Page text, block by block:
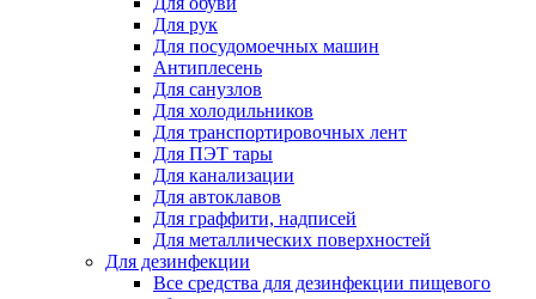
Для рук
Для посудомоечных машин
Антиплесень
Для санузлов
Для холодильников
Для транспортировочных лент
Для ПЭТ тары
Для канализации
Для автоклавов
Для граффити, надписей
Для металлических поверхностей
Для дезинфекции
Все средства для дезинфекции пищевого